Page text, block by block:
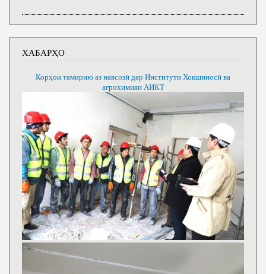
ХАБАРҲО
Корҳои тамирию аз навсозӣ дар Институти Хокшиносӣ ва
агрохимияи АИКТ